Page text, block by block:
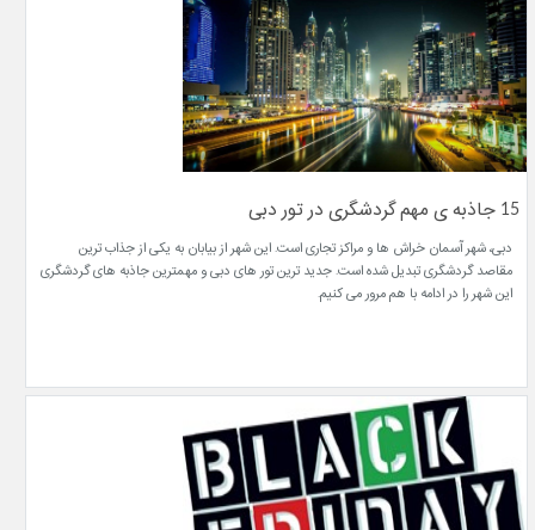
15 جاذبه ی مهم گردشگری در تور دبی
دبی، شهر آسمان خراش ها و مراکز تجاری است. این شهر از بیابان به یکی از جذاب ترین
مقاصد گردشگری تبدیل شده است. جدید ترین تور های دبی و مهمترین جاذبه های گردشگری
این شهر را در ادامه با هم مرور می کنیم.